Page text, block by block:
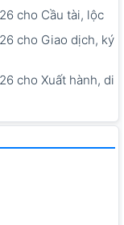
cho Cầu tài, lộc
cho Giao dịch, ký
cho Xuất hành, di